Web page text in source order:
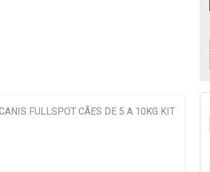
FULLSPOT CÃES DE 5 A 10KG KIT